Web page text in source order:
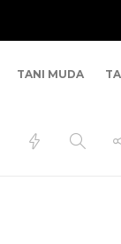
TANI MUDA